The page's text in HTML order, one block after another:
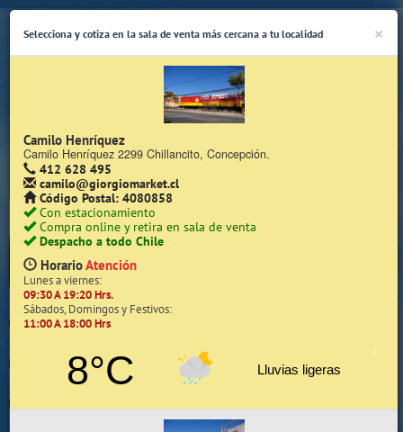
(Whatsapp Sólo de Lunes a Viernes de 08:15 a 17:45)
Quiénes somos
Trabaje con nosotros
×
Selecciona y cotiza en la sala de venta más cercana a tu localidad
Camilo Henríquez
Camilo Henríquez 2299 Chillancito, Concepción.
412 628 495
camilo@giorgiomarket.cl
Código Postal: 4080858
Con estacionamiento
Compra online y retira en sala de venta
Despacho a todo Chile
HorarioAtención
Lunes a viernes:
09:30 A 19:20 Hrs.
Sábados, Domingos y Festivos:
11:00 A 18:00 Hrs
8°C Lluvias ligeras